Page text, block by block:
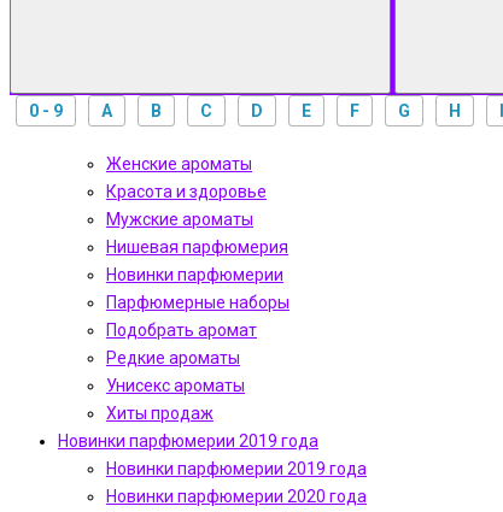
0 - 9 A B C D E F G H
Женские ароматы
Красота и здоровье
Мужские ароматы
Нишевая парфюмерия
Новинки парфюмерии
Парфюмерные наборы
Подобрать аромат
Редкие ароматы
Унисекс ароматы
Хиты продаж
Новинки парфюмерии 2019 года
Новинки парфюмерии 2019 года
Новинки парфюмерии 2020 года